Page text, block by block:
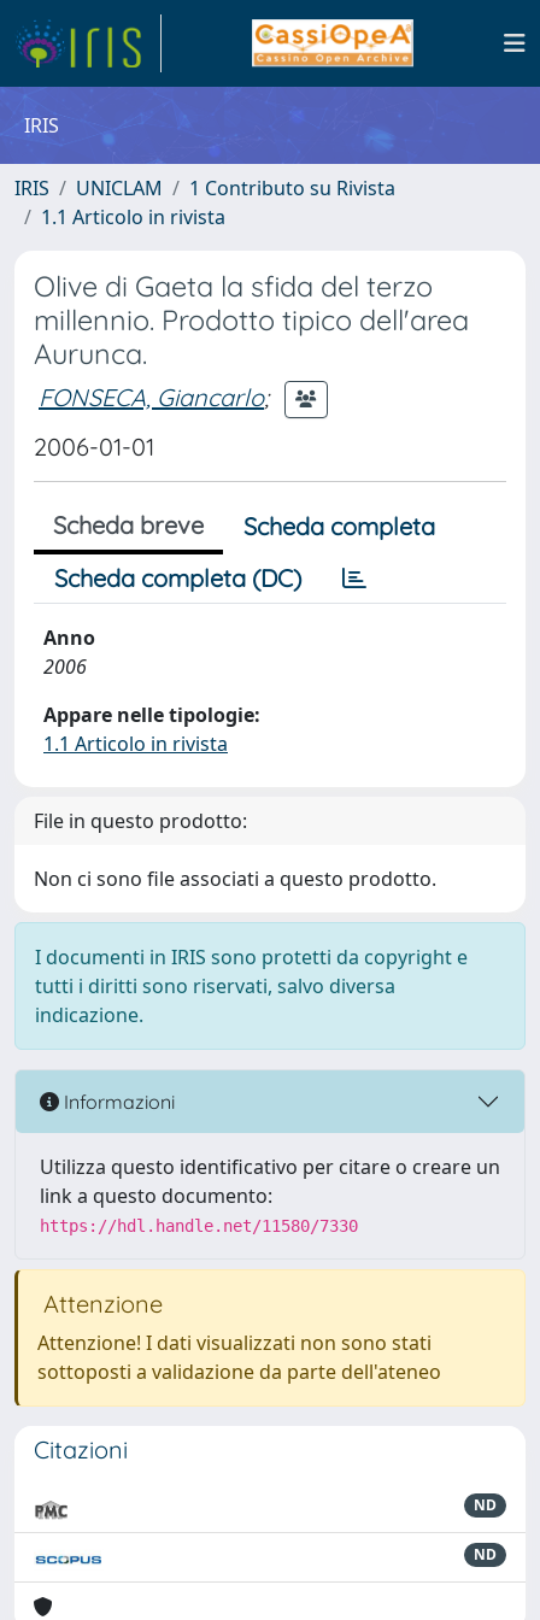
IRIS
IRIS UNICLAM
1 Contributo su Rivista
1.1 Articolo in rivista
Olive di Gaeta la sfida del terzo
millennio. Prodotto tipico dell'area
Aurunca.
FONSECA, Giancarlo;
2006-01-01
Scheda breve
Scheda completa
Scheda completa (DC)
Anno
2006
Appare nelle tipologie:
1.1 Articolo in rivista
File in questo prodotto:
Non ci sono file associati a questo prodotto.
I documenti in IRIS sono protetti da copyright e
tutti i diritti sono riservati, salvo diversa
indicazione.
Informazioni
Utilizza questo identificativo per citare o creare un
link a questo documento:
https://hdl.handle.net/11580/7330
Attenzione
Attenzione! I dati visualizzati non sono stati
sottoposti a validazione da parte dell'ateneo
Citazioni
ND
ND